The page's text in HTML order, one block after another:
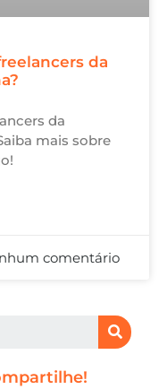
da
da
mais sobre
comentário